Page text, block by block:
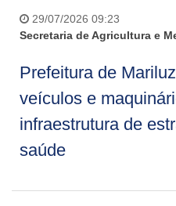
29/07/2026 09:23
Secretaria de Agricultura e
Prefeitura de
veículos e
infraestrutura de
saúde